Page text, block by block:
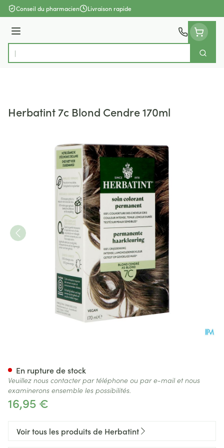
Aller au contenu
Conseil du pharmacien Livraison rapide
Menu
Rechercher
Herbatint 7c Blond Cendre 170ml
16,95 €
En rupture de stock
Veuillez nous contacter par téléphone ou par e-mail et nous
examinerons ensemble les possibilités.
Voir tous les produits de Herbatint